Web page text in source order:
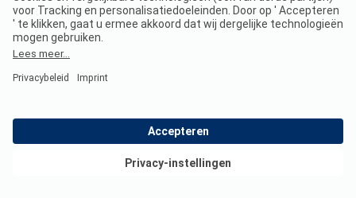
Bijzonder populaire campings zijn:Camping
Martora,Camping Tonini
Village